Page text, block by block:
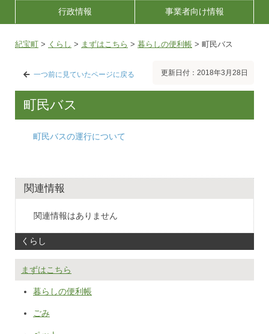
行政情報 事業者向け情報
紀宝町 > くらし > まずはこちら > 暮らしの便利帳 > 町民バス
一つ前に見ていたページに戻る 更新日付：2018年3月28日
町民バス
町民バスの運行について
関連情報
関連情報はありません
くらし
まずはこちら
暮らしの便利帳
ごみ